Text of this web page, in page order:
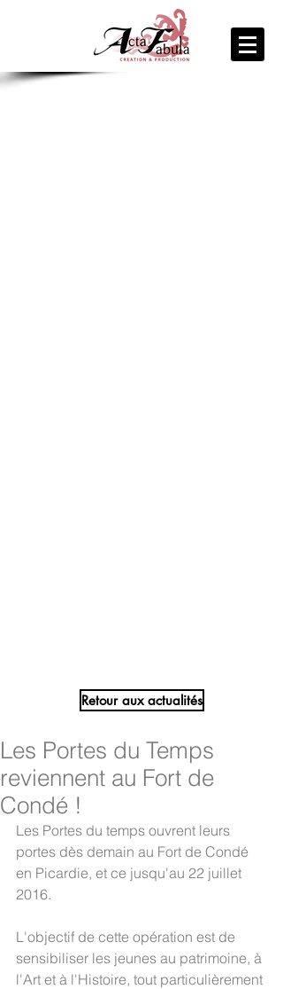
Retour aux actualités
Les Portes du Temps
reviennent au Fort de
Condé !
Les Portes du temps ouvrent leurs
portes dès demain au Fort de Condé
en Picardie, et ce jusqu'au 22 juillet
2016.
L'objectif de cette opération est de
sensibiliser les jeunes au patrimoine, à
l'Art et à l'Histoire, tout particulièrement